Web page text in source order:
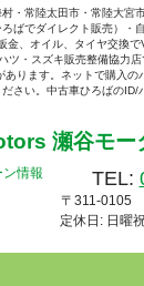
・常陸太田市・常陸大宮
ばでダイレクト販売）・
金、オイル、タイヤ交換
ツ・スズキ販売整備協力
あります。ネットで購入
さい。中古車ひろばのID/
TEL:
〒311-0105
定休日: 日曜